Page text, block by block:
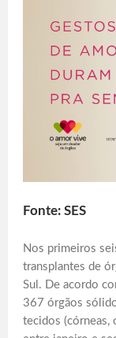
Fonte: SES
Nos primeiros
transplantes de
Sul. De acordo
367 órgãos
tecidos (córneas,